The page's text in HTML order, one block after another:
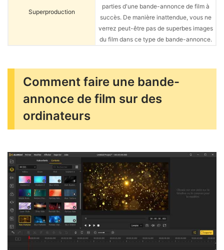
Superproduction
parties d'une bande-annonce de film à
succès. De manière inattendue, vous ne
verrez peut-être pas de superbes images
du film dans ce type de bande-annonce.
Comment faire une bande-
annonce de film sur des
ordinateurs